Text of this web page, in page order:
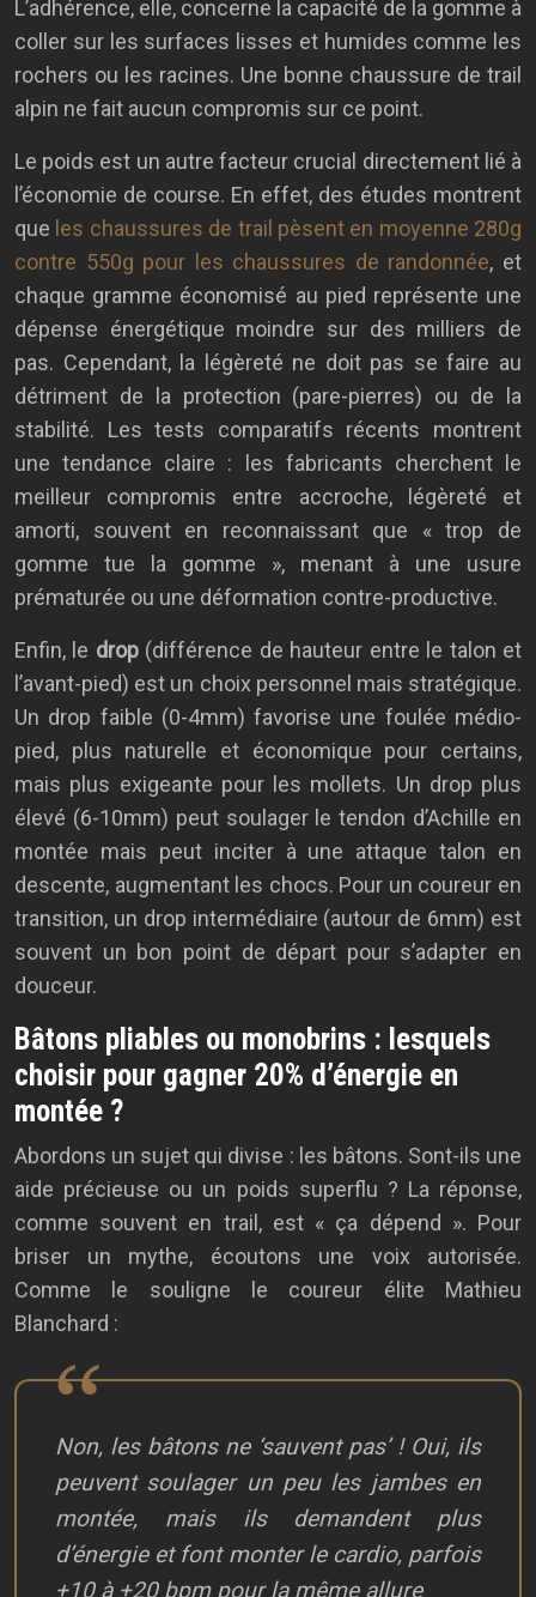
L’adhérence, elle, concerne la capacité de la gomme à
coller sur les surfaces lisses et humides comme les
rochers ou les racines. Une bonne chaussure de trail
alpin ne fait aucun compromis sur ce point.
Le poids est un autre facteur crucial directement lié à
l’économie de course. En effet, des études montrent
que les chaussures de trail pèsent en moyenne 280g
contre 550g pour les chaussures de randonnée, et
chaque gramme économisé au pied représente une
dépense énergétique moindre sur des milliers de
pas. Cependant, la légèreté ne doit pas se faire au
détriment de la protection (pare-pierres) ou de la
stabilité. Les tests comparatifs récents montrent
une tendance claire : les fabricants cherchent le
meilleur compromis entre accroche, légèreté et
amorti, souvent en reconnaissant que « trop de
gomme tue la gomme », menant à une usure
prématurée ou une déformation contre-productive.
Enfin, le drop(différence de hauteur entre le talon et
l’avant-pied) est un choix personnel mais stratégique.
Un drop faible (0-4mm) favorise une foulée médio-
pied, plus naturelle et économique pour certains,
mais plus exigeante pour les mollets. Un drop plus
élevé (6-10mm) peut soulager le tendon d’Achille en
montée mais peut inciter à une attaque talon en
descente, augmentant les chocs. Pour un coureur en
transition, un drop intermédiaire (autour de 6mm) est
souvent un bon point de départ pour s’adapter en
douceur.
Bâtons pliables ou monobrins : lesquels
choisir pour gagner 20% d’énergie en
montée ?
Abordons un sujet qui divise : les bâtons. Sont-ils une
aide précieuse ou un poids superflu ? La réponse,
comme souvent en trail, est « ça dépend ». Pour
briser un mythe, écoutons une voix autorisée.
Comme le souligne le coureur élite Mathieu
Blanchard :
Non, les bâtons ne ‘sauvent pas’ ! Oui, ils
peuvent soulager un peu les jambes en
montée, mais ils demandent plus
d’énergie et font monter le cardio, parfois
+10 à +20 bpm pour la même allure